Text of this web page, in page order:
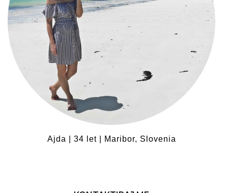
Ajda | 34 let | Maribor, Slovenia